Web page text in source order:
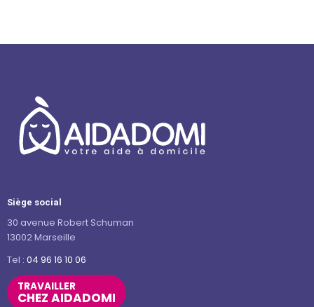
Siège social
30 avenue Robert Schuman
13002 Marseille
Tel : 04 96 16 10 06
TRAVAILLER
CHEZ AIDADOMI